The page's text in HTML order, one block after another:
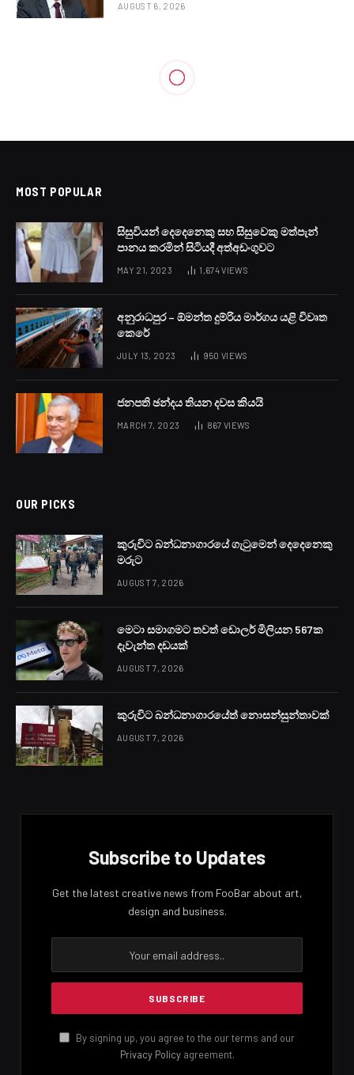
AUGUST 6, 2026
MOST POPULAR
සිසුවියන් දෙදෙනෙකු සහ සිසුවෙකු මත්පැන්
පානය කරමින් සිටියදී අත්අඩංගුවට
MAY 21, 2023 1,674VIEWS
අනුරාධපුර – ඕමන්ත දුම්රිය මාර්ගය යළි විවෘත
කෙරේ
JULY 13, 2023 950 VIEWS
ජනපති ඡන්දය තියන දවස කියයි
MARCH 7, 2023 867 VIEWS
OUR PICKS
කුරුවිට බන්ධනාගාරයේ ගැටුමෙන් දෙදෙනෙකු
මරුට
AUGUST 7, 2026
මෙටා සමාගමට තවත් ඩොලර් මිලියන 567ක
දැවැන්ත දඩයක්
AUGUST 7, 2026
කුරුවිට බන්ධනාගාරයේත් නොසන්සුන්තාවක්
AUGUST 7, 2026
Subscribe to Updates
Get the latest creative news from FooBar about art,
design and business.
By signing up, you agree to the our terms and our
Privacy Policyagreement.